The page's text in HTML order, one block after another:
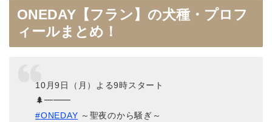
ONEDAY【フラン】の犬種・プロフ
ィールまとめ！
10月9日（月）よる9時スタート
🌲━━━
#ONEDAY ～聖夜のから騒ぎ～